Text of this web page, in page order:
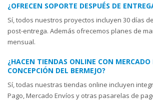
¿OFRECEN SOPORTE DESPUÉS DE
Sí, todos nuestros proyectos incluyen 30 días
post-entrega. Además ofrecemos planes de
mensual.
¿HACEN TIENDAS ONLINE CON
CONCEPCIÓN DEL BERMEJO?
Sí, todas nuestras tiendas online incluyen
Pago, Mercado Envíos y otras pasarelas de